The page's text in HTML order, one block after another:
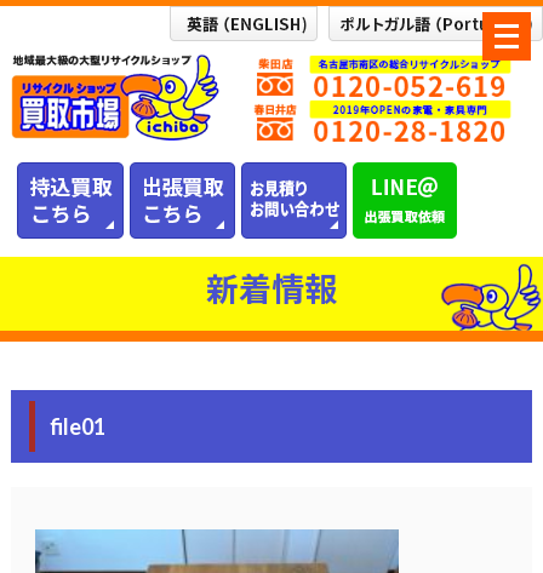
メ
ニ
ュ
ー
新着情報
file01